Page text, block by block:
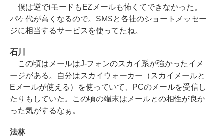
僕は逆でiモードもEZメールも怖くてできなかった。
パケ代が高くなるので。SMSと各社のショートメッセー
ジに相当するサービスを使ってたね。
石川
この頃はメールはJ-フォンのスカイ系が強かったイメ
ージがある。自分はスカイウォーカー（スカイメールと
Eメールが使える）を使っていて、PCのメールを受信し
たりもしていた。この頃の端末はメールとの相性が良か
った気がするなぁ。
法林